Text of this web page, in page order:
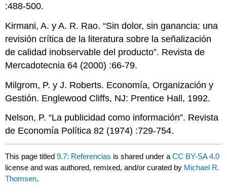
:488-500.
Kirmani, A. y A. R. Rao. “Sin dolor, sin ganancia: una
revisión crítica de la literatura sobre la señalización
de calidad inobservable del producto”. Revista de
Mercadotecnia 64 (2000) :66-79.
Milgrom, P. y J. Roberts. Economía, Organización y
Gestión. Englewood Cliffs, NJ: Prentice Hall, 1992.
Nelson, P. “La publicidad como información”. Revista
de Economía Política 82 (1974) :729-754.
This page titled9.7: Referencias is shared under aCC BY-SA 4.0
license and was authored, remixed, and/or curated by Michael R.
Thomsen.